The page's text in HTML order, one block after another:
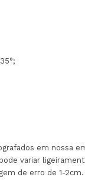
em nossa
variar
de erro de 1-2cm.